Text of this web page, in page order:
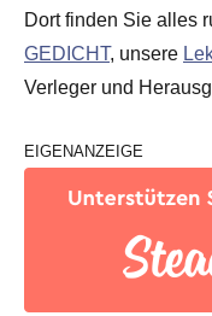
Dort finden Sie alles
GEDICHT, unsere
Verleger und
EIGENANZEIGE